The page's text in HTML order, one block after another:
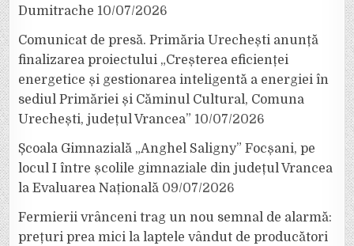
Dumitrache 10/07/2026
Comunicat de presă. Primăria Urechești anunță
finalizarea proiectului „Creșterea eficienței
energetice și gestionarea inteligentă a energiei în
sediul Primăriei și Căminul Cultural, Comuna
Urechești, județul Vrancea” 10/07/2026
Școala Gimnazială „Anghel Saligny” Focșani, pe
locul I între școlile gimnaziale din județul Vrancea
la Evaluarea Națională 09/07/2026
Fermierii vrânceni trag un nou semnal de alarmă:
prețuri prea mici la laptele vândut de producători